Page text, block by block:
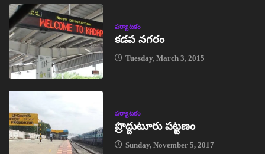
పర్యాటకం
కడప నగరం
Tuesday, March 3, 2015
పర్యాటకం
ప్రొద్దుటూరు పట్టణం
Sunday, November 5, 2017